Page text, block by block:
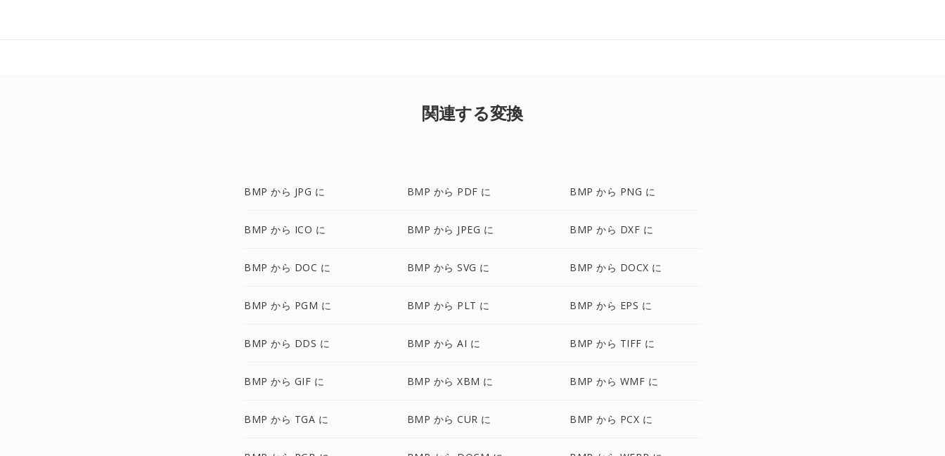
関連する変換
BMP から JPG に BMP から PDF に BMP から PNG に
BMP から ICO に BMP から JPEG に BMP から DXF に
BMP から DOC に BMP から SVG に BMP から DOCX に
BMP から PGM に BMP から PLT に BMP から EPS に
BMP から DDS に BMP から AI に BMP から TIFF に
BMP から GIF に BMP から XBM に BMP から WMF に
BMP から TGA に BMP から CUR に BMP から PCX に